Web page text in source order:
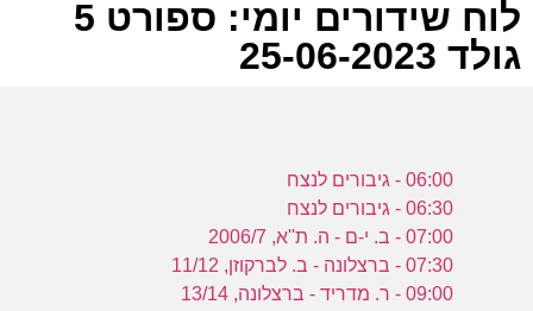
לוח שידורים יומי: ספורט 5
גולד 25-06-2023
06:00 - גיבורים לנצח
06:30 - גיבורים לנצח
07:00 - ב. י-ם - ה. ת''א, 2006/7
07:30 - ברצלונה - ב. לברקוזן, 11/12
09:00 - ר. מדריד - ברצלונה, 13/14